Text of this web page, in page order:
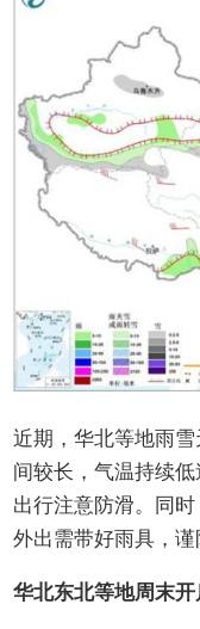
近期，华北等地雨
间较长，气温持续
出行注意防滑。同
外出需带好雨具，谨
华北东北等地周末